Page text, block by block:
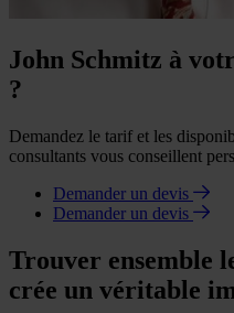
John Schmitz à
?
Demandez le tarif et les
consultants vous conseillent
Demander un devis
Demander un devis
Trouver ensemble
crée un véritable